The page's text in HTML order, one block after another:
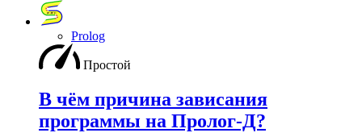
Prolog
Простой
В чём причина зависания
программы на Пролог-Д?